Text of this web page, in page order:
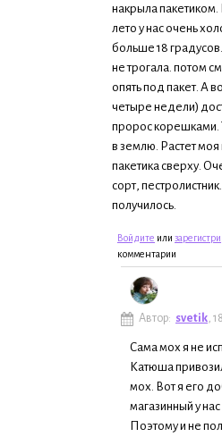
накрыла пакетиком.
лето у нас очень
больше 18
не трогала. потом
опять под пакет. А
четыре недели)
пророс корешками.
в землю. Растет
пакетика сверху.
сорт,
получилось.
Войдите или
комментарии
Автор: svetik,
Сама мох я не
Катюша
мох. Вот я его
магазинный у
Поэтому и не